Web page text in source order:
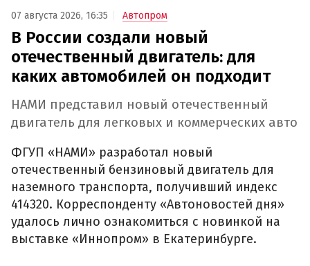
07 августа 2026, 16:35 Автопром
В России создали новый
отечественный двигатель: для
каких автомобилей он подходит
НАМИ представил новый отечественный
двигатель для легковых и коммерческих авто
ФГУП «НАМИ» разработал новый
отечественный бензиновый двигатель для
наземного транспорта, получивший индекс
414320. Корреспонденту «Автоновостей дня»
удалось лично ознакомиться с новинкой на
выставке «Иннопром» в Екатеринбурге.